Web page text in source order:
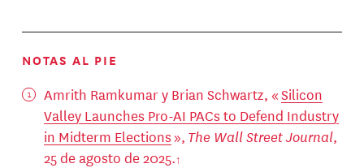
NOTAS AL PIE
Amrith Ramkumar y Brian Schwartz, «Silicon
Valley Launches Pro-AI PACs to Defend Industry
in Midterm Elections», The Wall Street Journal,
25 de agosto de 2025.